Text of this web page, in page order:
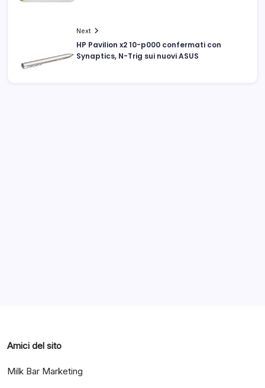
Next
HP Pavilion x2 10-p000 confermati con
Synaptics, N-Trig sui nuovi ASUS
Amici del sito
Milk Bar Marketing